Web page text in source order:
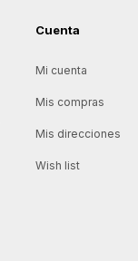
Cuenta
Mi cuenta
Mis compras
Mis direcciones
Wish list